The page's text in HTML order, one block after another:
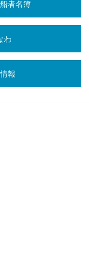
者名簿
わ
報